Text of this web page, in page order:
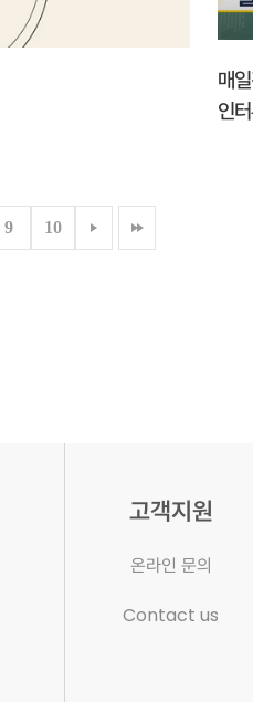
매
인
9 10
고객지원
온라인 문의
Contact us